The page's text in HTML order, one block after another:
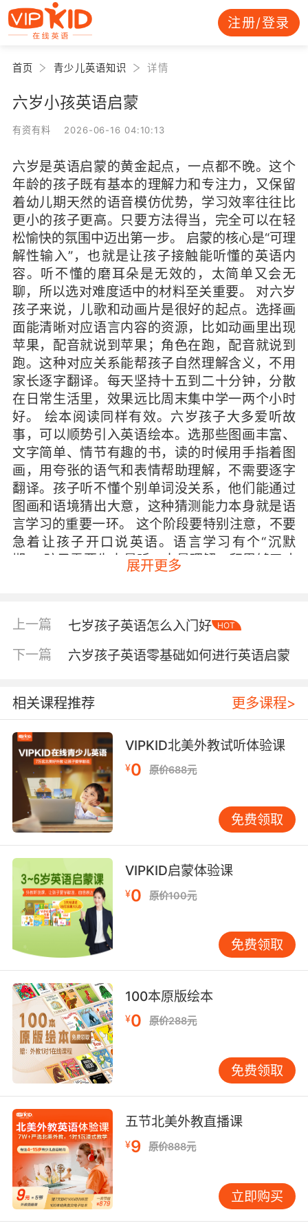
注册/登录
首页 青少儿英语知识 详情
六岁小孩英语启蒙
有资有料 2026-06-16 04:10:13
六岁是英语启蒙的黄金起点，一点都不晚。这个
年龄的孩子既有基本的理解力和专注力，又保留
着幼儿期天然的语音模仿优势，学习效率往往比
更小的孩子更高。只要方法得当，完全可以在轻
松愉快的氛围中迈出第一步。 启蒙的核心是“可理
解性输入”，也就是让孩子接触能听懂的英语内
容。听不懂的磨耳朵是无效的，太简单又会无
聊，所以选对难度适中的材料至关重要。 对六岁
孩子来说，儿歌和动画片是很好的起点。选择画
面能清晰对应语言内容的资源，比如动画里出现
苹果，配音就说到苹果；角色在跑，配音就说到
跑。这种对应关系能帮孩子自然理解含义，不用
家长逐字翻译。每天坚持十五到二十分钟，分散
在日常生活里，效果远比周末集中学一两个小时
好。 绘本阅读同样有效。六岁孩子大多爱听故
事，可以顺势引入英语绘本。选那些图画丰富、
文字简单、情节有趣的书，读的时候用手指着图
画，用夸张的语气和表情帮助理解，不需要逐字
翻译。孩子听不懂个别单词没关系，他们能通过
图画和语境猜出大意，这种猜测能力本身就是语
言学习的重要一环。 这个阶段要特别注意，不要
急着让孩子开口说英语。语言学习有个“沉默
期”，孩子需要先大量听、大量理解，积累够了才
会自然输出。过早要求跟读、复述甚至对话，反
到一年的时间，安安静静地听、开开心心地看，
开口会是水到渠成的事。 自然拼读可以逐步引
入，但别在启蒙初期就系统教学。等孩子有了三
五百个听力词汇的积累，再学拼读规则，他们就
会好很多。 生活中渗透英语也是事半功倍的做
法。吃水果时说说水果的说法，散步时指着树、
花、汽车用简单英语描述一下。这种输入不刻
意、不费力，孩子接受起来很自然。关键是家长
别当成教学任务，而是当成有趣的互动游戏，你
放松了，孩子也就放松了。 关于报班，如果条件
允许，选一个合适的课程能让启蒙更顺畅。好的
课程能提供系统规划、专业发音示范和丰富互
动，这些家庭环境较难完全替代。选课时要重点
看课程是否注重听说能力，老师是否善于互动，
课堂氛围是否轻松愉快。六岁孩子坐不住，死记
硬背只会扼杀兴趣。 说到底，英语启蒙最重要的
原则只有一条：让孩子觉得学英语是件快乐的
事。兴趣是最好的老师，当孩子喜欢上英语，就
会主动去听、去看、去模仿，效果自然会超出预
期。 如果你想为孩子寻找更专业的引导，不妨让
孩子体验一节免费英语试听课。在真实的课堂互
动中，你可以直观看到孩子的反应，也能更清楚
什么样的方式最适合他。点击下方按钮，给孩子
领取一节免费试听课，或许这会成为他英语学习
之旅一个美好的开始。
展开更多
上一篇 七岁孩子英语怎么入门好 HOT
下一篇 六岁孩子英语零基础如何进行英语启蒙
相关课程推荐 更多课程>
VIPKID北美外教试听体验课
¥0 原价688元
免费领取
VIPKID启蒙体验课
¥0 原价100元
免费领取
100本原版绘本
¥0 原价288元
免费领取
五节北美外教直播课
¥9 原价888元
立即购买